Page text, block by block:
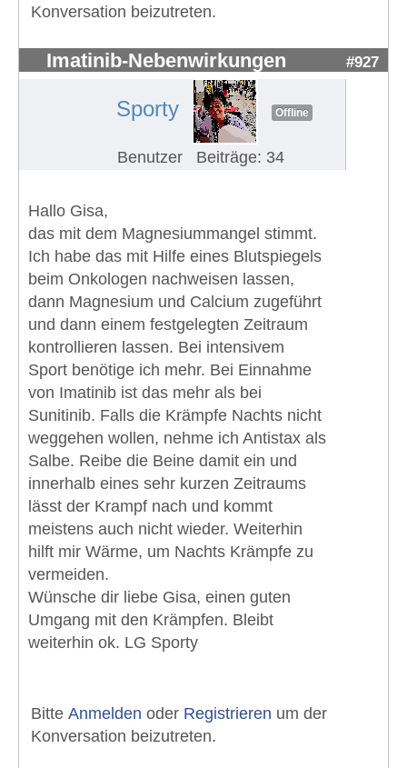
Konversation beizutreten.
Imatinib-Nebenwirkungen #927
Sporty Offline
Benutzer Beiträge: 34
Hallo Gisa,
das mit dem Magnesiummangel stimmt.
Ich habe das mit Hilfe eines Blutspiegels
beim Onkologen nachweisen lassen,
dann Magnesium und Calcium zugeführt
und dann einem festgelegten Zeitraum
kontrollieren lassen. Bei intensivem
Sport benötige ich mehr. Bei Einnahme
von Imatinib ist das mehr als bei
Sunitinib. Falls die Krämpfe Nachts nicht
weggehen wollen, nehme ich Antistax als
Salbe. Reibe die Beine damit ein und
innerhalb eines sehr kurzen Zeitraums
lässt der Krampf nach und kommt
meistens auch nicht wieder. Weiterhin
hilft mir Wärme, um Nachts Krämpfe zu
vermeiden.
Wünsche dir liebe Gisa, einen guten
Umgang mit den Krämpfen. Bleibt
weiterhin ok. LG Sporty
Bitte Anmelden oder Registrieren um der
Konversation beizutreten.